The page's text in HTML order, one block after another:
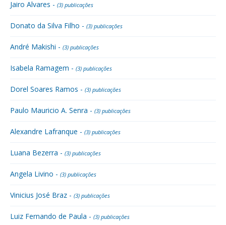
Jairo Alvares - (3) publicações
Donato da Silva Filho - (3) publicações
André Makishi - (3) publicações
Isabela Ramagem - (3) publicações
Dorel Soares Ramos - (3) publicações
Paulo Mauricio A. Senra - (3) publicações
Alexandre Lafranque - (3) publicações
Luana Bezerra - (3) publicações
Angela Livino - (3) publicações
Vinicius José Braz - (3) publicações
Luiz Fernando de Paula - (3) publicações